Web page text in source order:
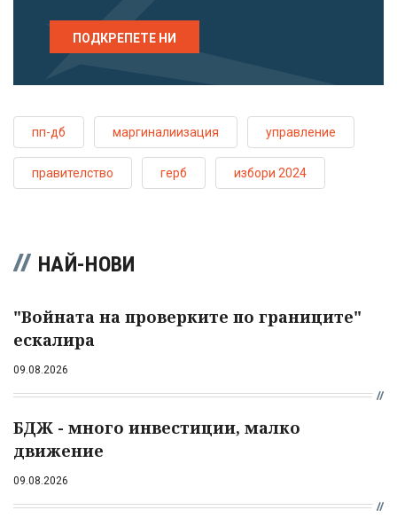
ПОДКРЕПЕТЕ НИ
пп-дб маргиналиизация управление
правителство герб избори 2024
НАЙ-НОВИ
"Войната на проверките по границите"
ескалира
09.08.2026
БДЖ - много инвестиции, малко
движение
09.08.2026